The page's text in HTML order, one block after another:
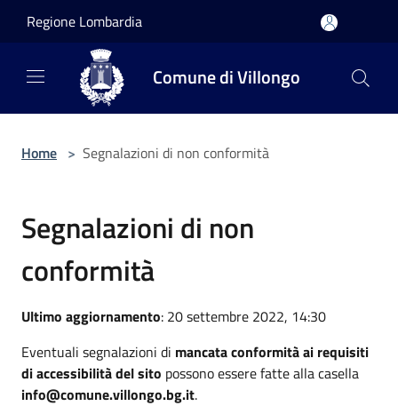
Regione Lombardia
Comune di Villongo
Home > Segnalazioni di non conformità
Segnalazioni di non
conformità
Ultimo aggiornamento: 20 settembre 2022, 14:30
Eventuali segnalazioni di mancata conformità ai requisiti
di accessibilità del sito possono essere fatte alla casella
info@comune.villongo.bg.it.